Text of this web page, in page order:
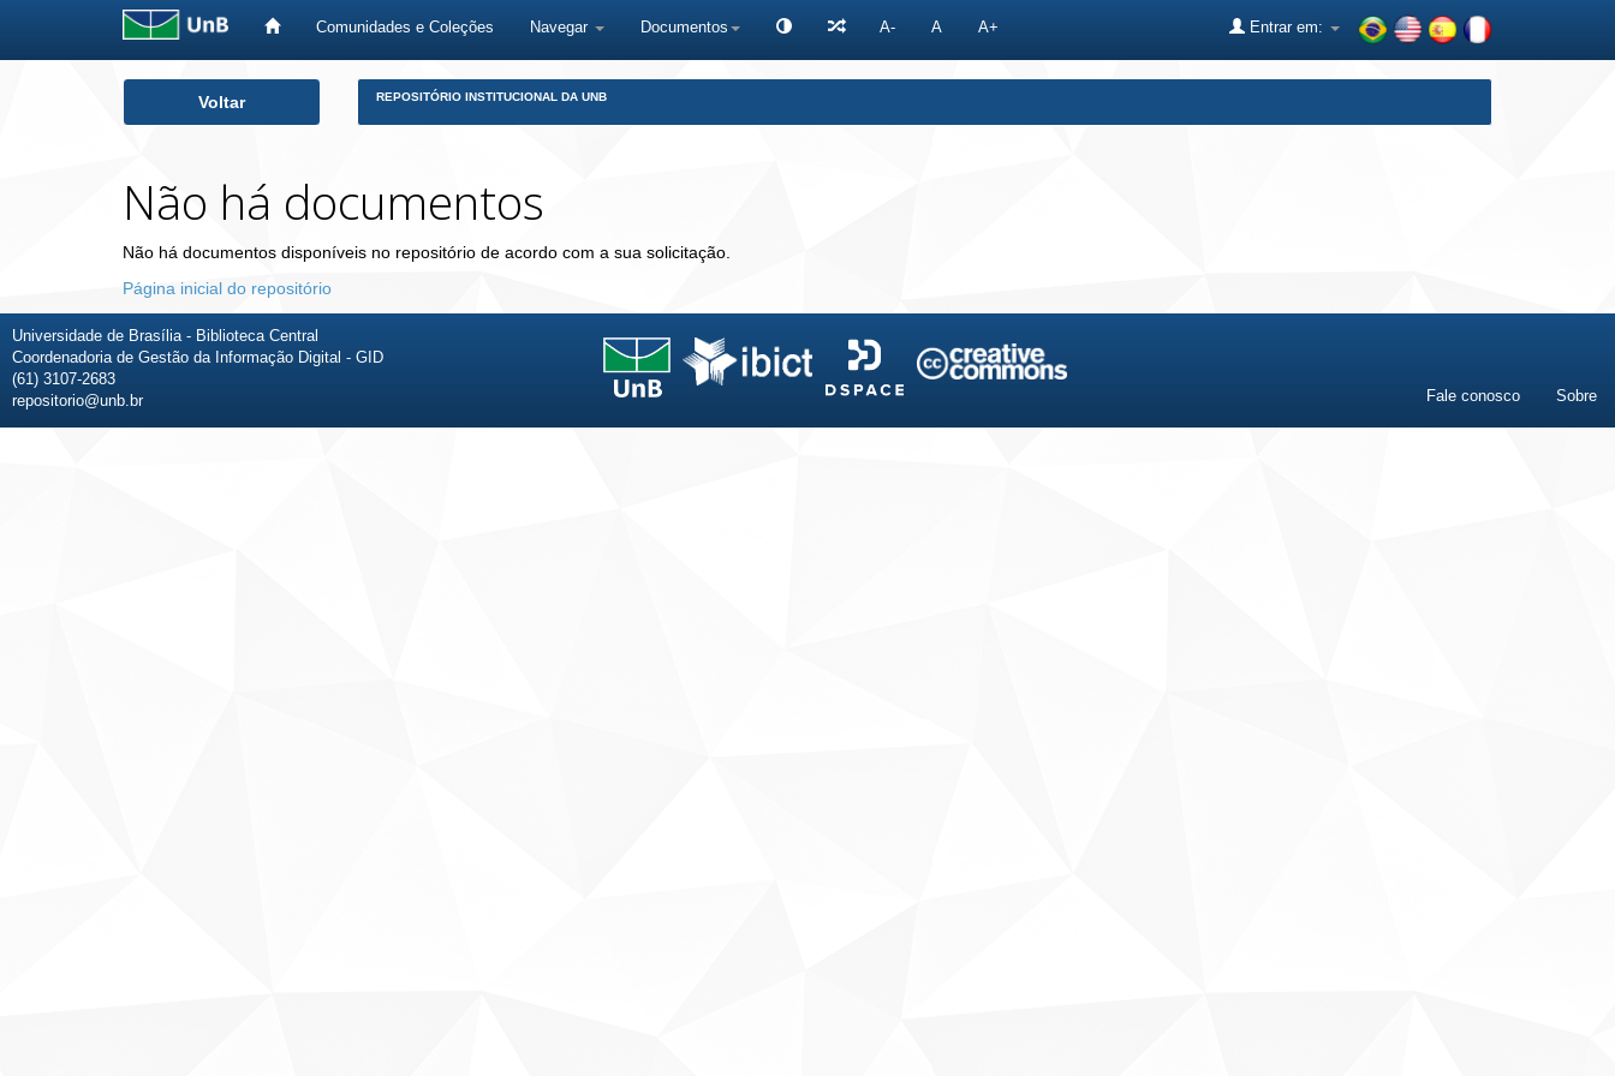
Comunidades e Coleções Navegar Documentos A- A A+ Entrar em:
Voltar REPOSITÓRIO INSTITUCIONAL DA UNB
Não há documentos
Não há documentos disponíveis no repositório de acordo com a sua solicitação.
Página inicial do repositório
Universidade de Brasília - Biblioteca Central
Coordenadoria de Gestão da Informação Digital - GID
(61) 3107-2683
repositorio@unb.br
Fale conosco Sobre